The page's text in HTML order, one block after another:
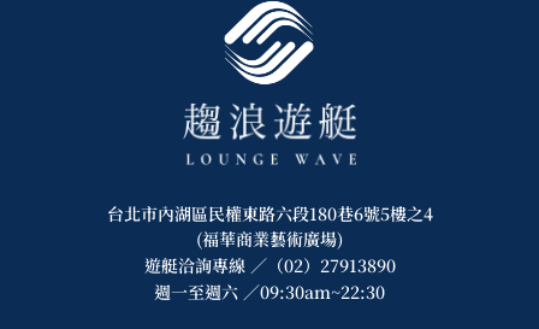
台北市內湖區民權東路六段180巷6號5樓之4
(福華商業藝術廣場)
遊艇洽詢專線 ／（02）27913890
週一至週六 ／09:30am~22:30